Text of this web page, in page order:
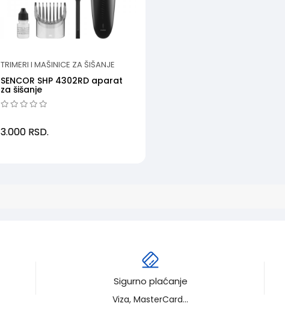
TRIMERI I MAŠINICE ZA ŠIŠANJE
SENCOR SHP 4302RD aparat
za šišanje
3.000 RSD.
Sigurno plaćanje
Viza, MasterCard...